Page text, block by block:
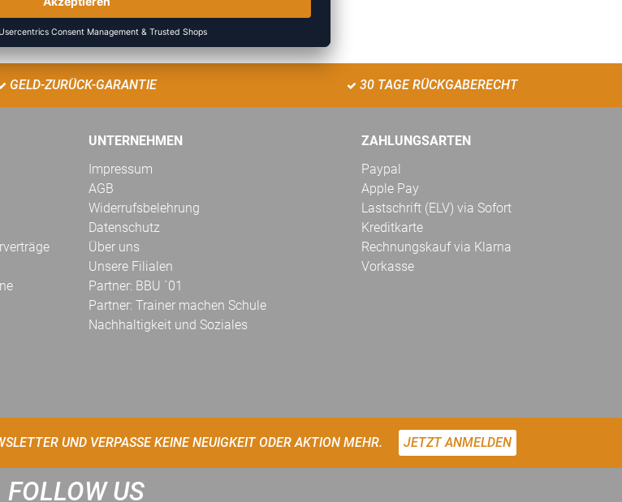
GELD-ZURÜCK-GARANTIE 30 TAGE RÜCKGABERECHT
UNTERNEHMEN
Impressum
AGB
Widerrufsbelehrung
Datenschutz
Über uns
Unsere Filialen
Partner: BBU ´01
Partner: Trainer machen Schule
Nachhaltigkeit und Soziales
ZAHLUNGSARTEN
Paypal
Apple Pay
Lastschrift (ELV) via Sofort
Kreditkarte
Rechnungskauf via Klarna
Vorkasse
UND VERPASSE KEINE NEUIGKEIT ODER AKTION MEHR. JETZT ANMELDEN
FOLLOW US